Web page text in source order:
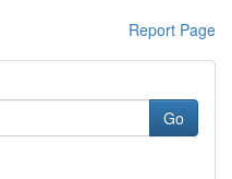
Report Page
Go